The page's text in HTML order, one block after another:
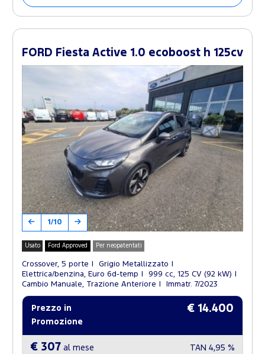
FORD Fiesta Active 1.0 ecoboost h 125cv
1/10
Usato Ford Approved Per neopatentati
Crossover, 5 porte
Grigio Metallizzato
Elettrica/benzina, Euro 6d-temp
999 cc, 125 CV (92 kW)
Cambio Manuale, Trazione Anteriore
Immatr. 7/2023
Prezzo in
Promozione
€ 14.400
€ 307 al mese
TAN 4,95 %